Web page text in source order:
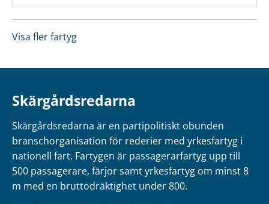
Visa fler fartyg
Skärgårdsredarna
Skärgårdsredarna är en partipolitiskt obunden
branschorganisation för rederier med yrkesfartyg i
nationell fart. Fartygen är passagerarfartyg upp till
500 passagerare, färjor samt yrkesfartyg om minst 8
m med en bruttodräktighet under 800.